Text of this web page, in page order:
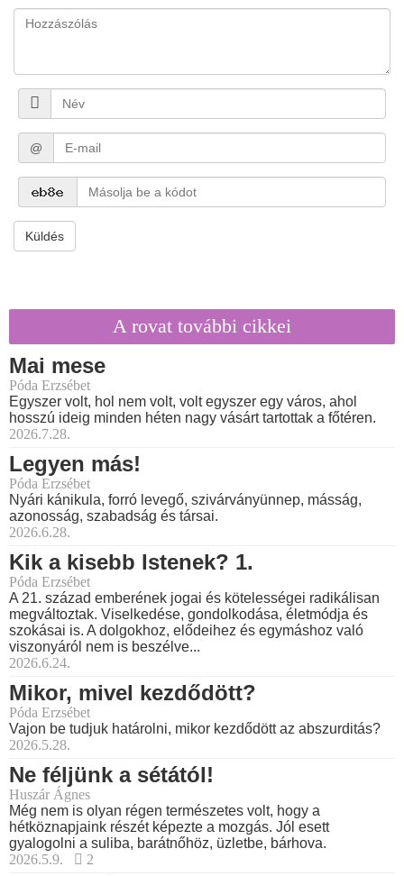
@
Küldés
A rovat további cikkei
Mai mese
Póda Erzsébet
Egyszer volt, hol nem volt, volt egyszer egy város, ahol
hosszú ideig minden héten nagy vásárt tartottak a főtéren.
2026.7.28.
Legyen más!
Póda Erzsébet
Nyári kánikula, forró levegő, szivárványünnep, másság,
azonosság, szabadság és társai.
2026.6.28.
Kik a kisebb Istenek? 1.
Póda Erzsébet
A 21. század emberének jogai és kötelességei radikálisan
megváltoztak. Viselkedése, gondolkodása, életmódja és
szokásai is. A dolgokhoz, elődeihez és egymáshoz való
viszonyáról nem is beszélve...
2026.6.24.
Mikor, mivel kezdődött?
Póda Erzsébet
Vajon be tudjuk határolni, mikor kezdődött az abszurditás?
2026.5.28.
Ne féljünk a sétától!
Huszár Ágnes
Még nem is olyan régen természetes volt, hogy a
hétköznapjaink részét képezte a mozgás. Jól esett
gyalogolni a suliba, barátnőhöz, üzletbe, bárhova.
2026.5.9.
2